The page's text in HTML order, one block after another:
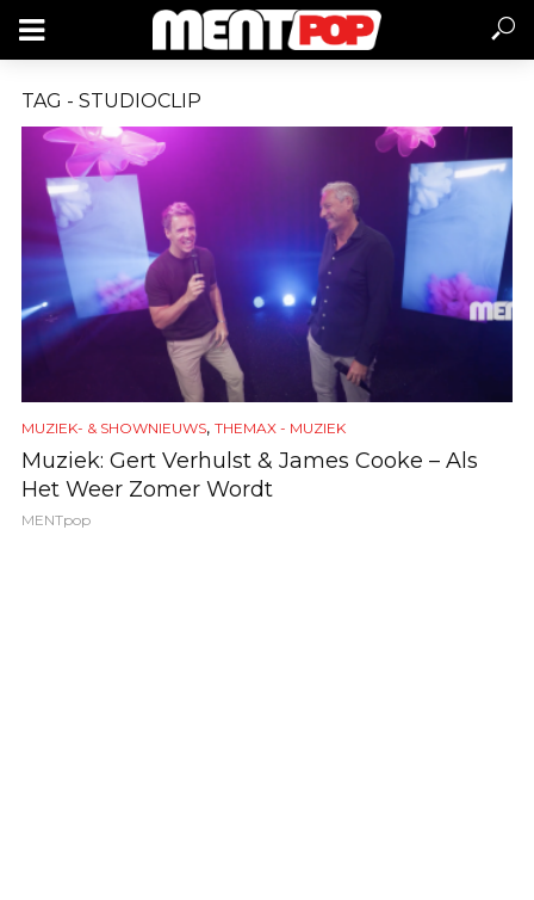
TAG - STUDIOCLIP
MUZIEK- & SHOWNIEUWS, THEMAX - MUZIEK
Muziek: Gert Verhulst & James Cooke – Als
Het Weer Zomer Wordt
MENTpop